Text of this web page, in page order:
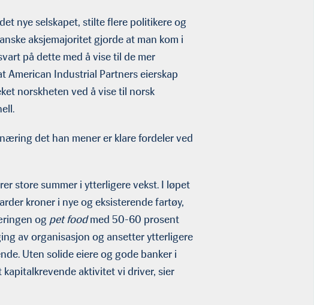
nye selskapet, stilte flere politikere og
aksjemajoritet gjorde at man kom i
på dette med å vise til de mer
American Industrial Partners eierskap
norskheten ved å vise til norsk
det han mener er klare fordeler ved
store summer i ytterligere vekst. I løpet
kroner i nye og eksisterende fartøy,
og pet foodmed 50-60 prosent
av organisasjon og ansetter ytterligere
Uten solide eiere og gode banker i
aktivitet vi driver, sier